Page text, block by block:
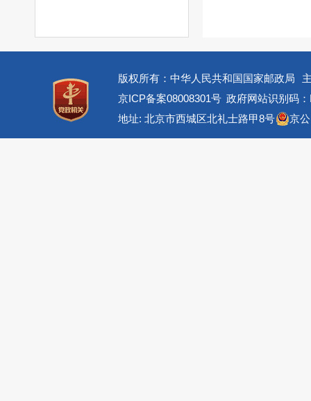
版权所有：中华人民共和国国家邮政局
京ICP备案08008301号 政府网站识别码
地址: 北京市西城区北礼士路甲8号
京